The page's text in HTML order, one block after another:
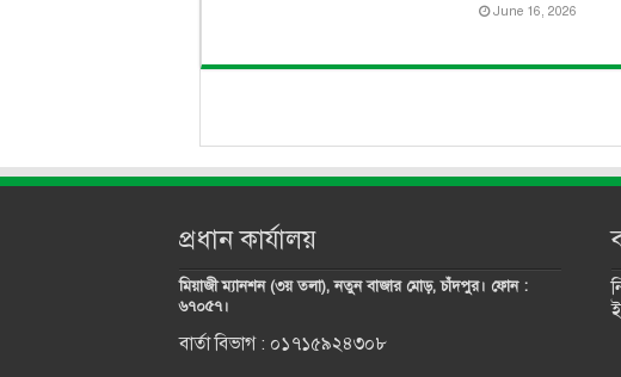
June 16, 2026
প্রধান কার্যালয়
মিয়াজী ম্যানশন (৩য় তলা), নতুন বাজার মোড়, চাঁদপুর। ফোন :
৬৭০৫৭।
বার্তা বিভাগ : ০১৭১৫৯২৪৩০৮